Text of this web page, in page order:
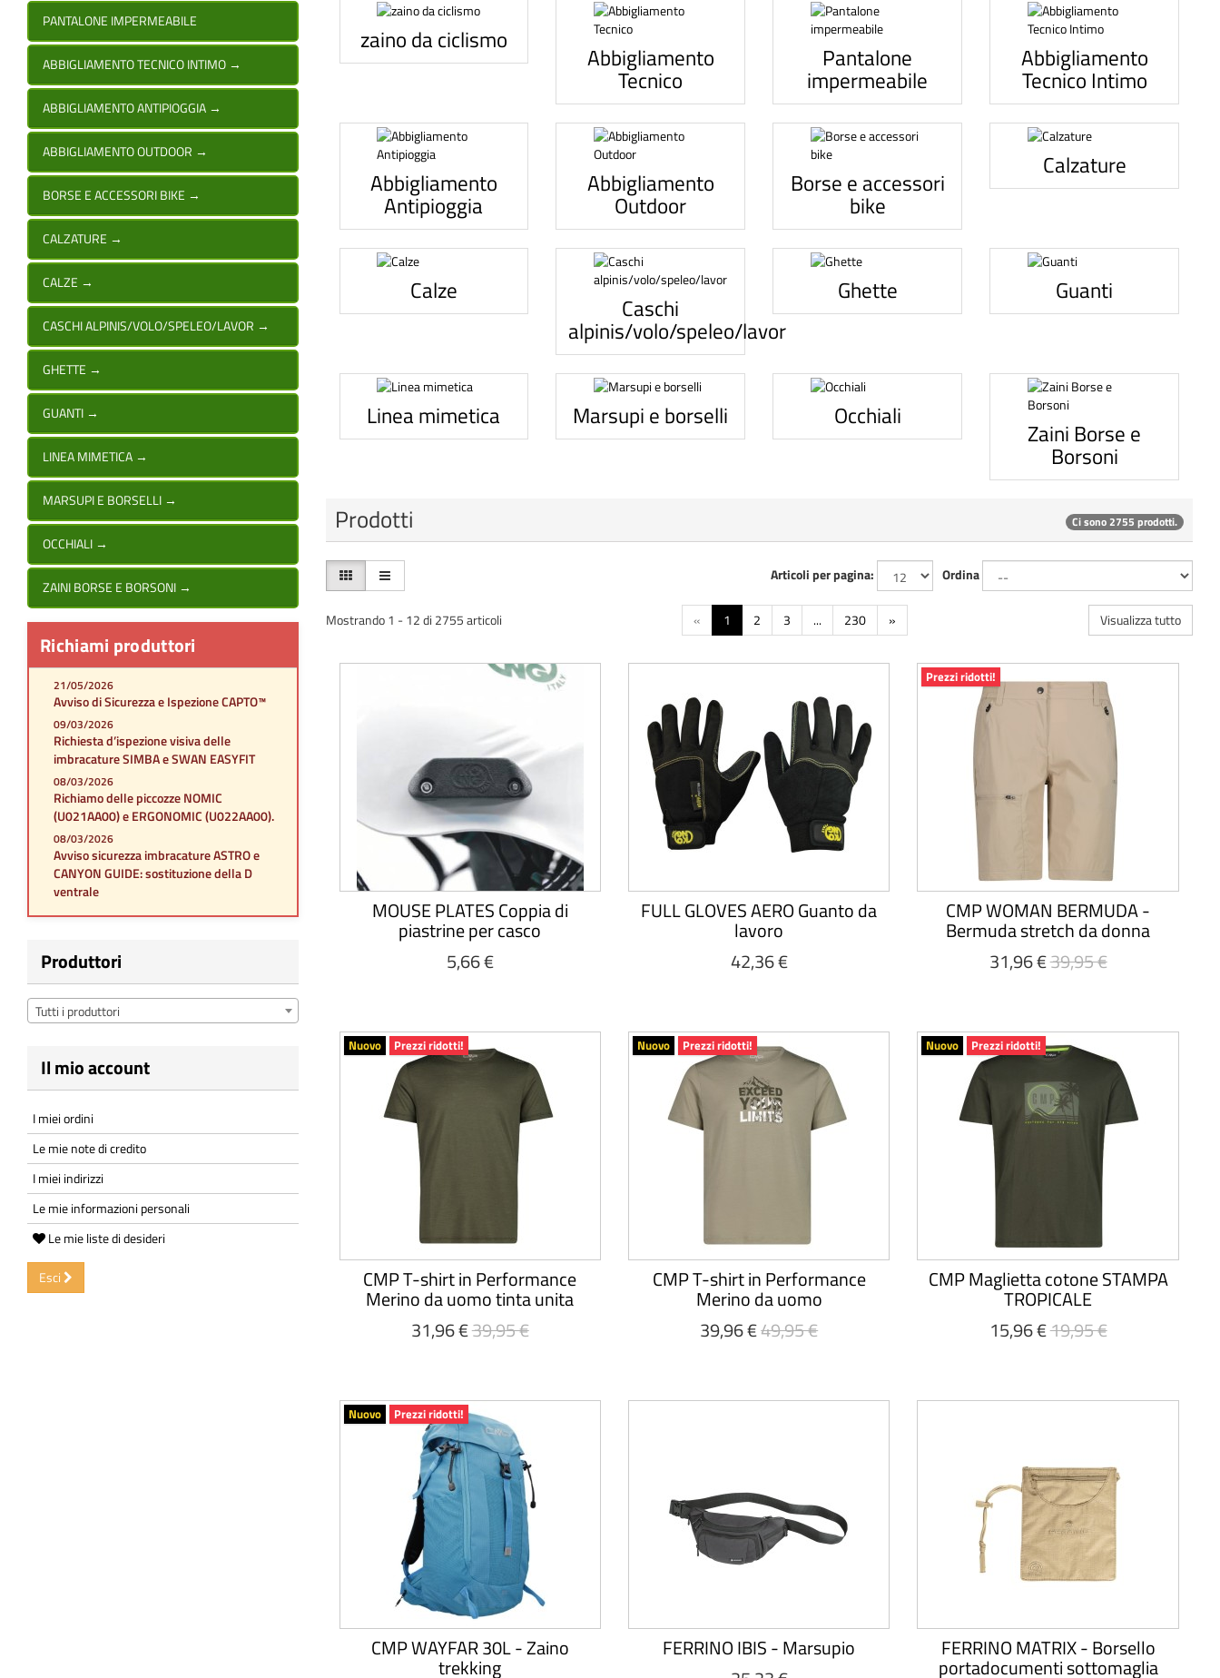
PANTALONE IMPERMEABILE
ABBIGLIAMENTO TECNICO INTIMO →
ABBIGLIAMENTO ANTIPIOGGIA →
ABBIGLIAMENTO OUTDOOR →
BORSE E ACCESSORI BIKE →
CALZATURE →
CALZE →
CASCHI ALPINIS/VOLO/SPELEO/LAVOR →
GHETTE →
GUANTI →
LINEA MIMETICA →
MARSUPI E BORSELLI →
OCCHIALI →
ZAINI BORSE E BORSONI →
Richiami produttori
21/05/2026
Avviso di Sicurezza e Ispezione CAPTO™
09/03/2026
Richiesta d’ispezione visiva delle
imbracature SIMBA e SWAN EASYFIT
08/03/2026
Richiamo delle piccozze NOMIC
(U021AA00) e ERGONOMIC (U022AA00).
08/03/2026
Avviso sicurezza imbracature ASTRO e
CANYON GUIDE: sostituzione della D
ventrale
Produttori
Tutti i produttori
Il mio account
I miei ordini
Le mie note di credito
I miei indirizzi
Le mie informazioni personali
Le mie liste di desideri
Esci
zaino da ciclismo
Abbigliamento
Tecnico
Pantalone
impermeabile
Abbigliamento
Tecnico Intimo
Abbigliamento
Antipioggia
Abbigliamento
Outdoor
Borse e accessori
bike
Calzature
Calze
Caschi
alpinis/volo/speleo/lavor
Ghette Guanti
Linea mimetica Marsupi e borselli Occhiali
Zaini Borse e
Borsoni
Prodotti Ci sono 2755 prodotti.
Ordina
Articoli per pagina:
« 1 2 3 ... 230 » Visualizza tutto
Mostrando 1 - 12 di 2755 articoli
MOUSE PLATES Coppia di
piastrine per casco
5,66 €
FULL GLOVES AERO Guanto da
lavoro
42,36 €
Prezzi ridotti!
CMP WOMAN BERMUDA -
Bermuda stretch da donna
31,96 €39,95 €
Nuovo Prezzi ridotti!
CMP T-shirt in Performance
Merino da uomo tinta unita
31,96 €39,95 €
Nuovo Prezzi ridotti!
CMP T-shirt in Performance
Merino da uomo
39,96 €49,95 €
Nuovo Prezzi ridotti!
CMP Maglietta cotone STAMPA
TROPICALE
15,96 €19,95 €
Nuovo Prezzi ridotti!
CMP WAYFAR 30L - Zaino
trekking
FERRINO IBIS - Marsupio FERRINO MATRIX - Borsello
portadocumenti sottomaglia